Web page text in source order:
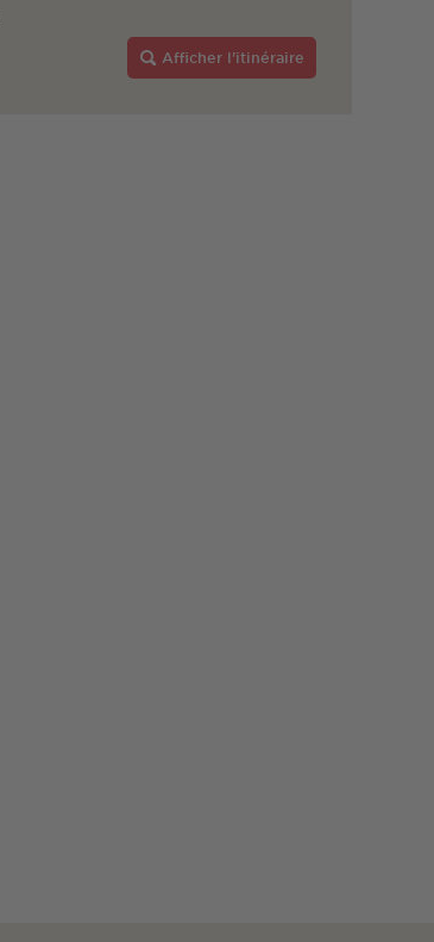
Afficher l'itinéraire